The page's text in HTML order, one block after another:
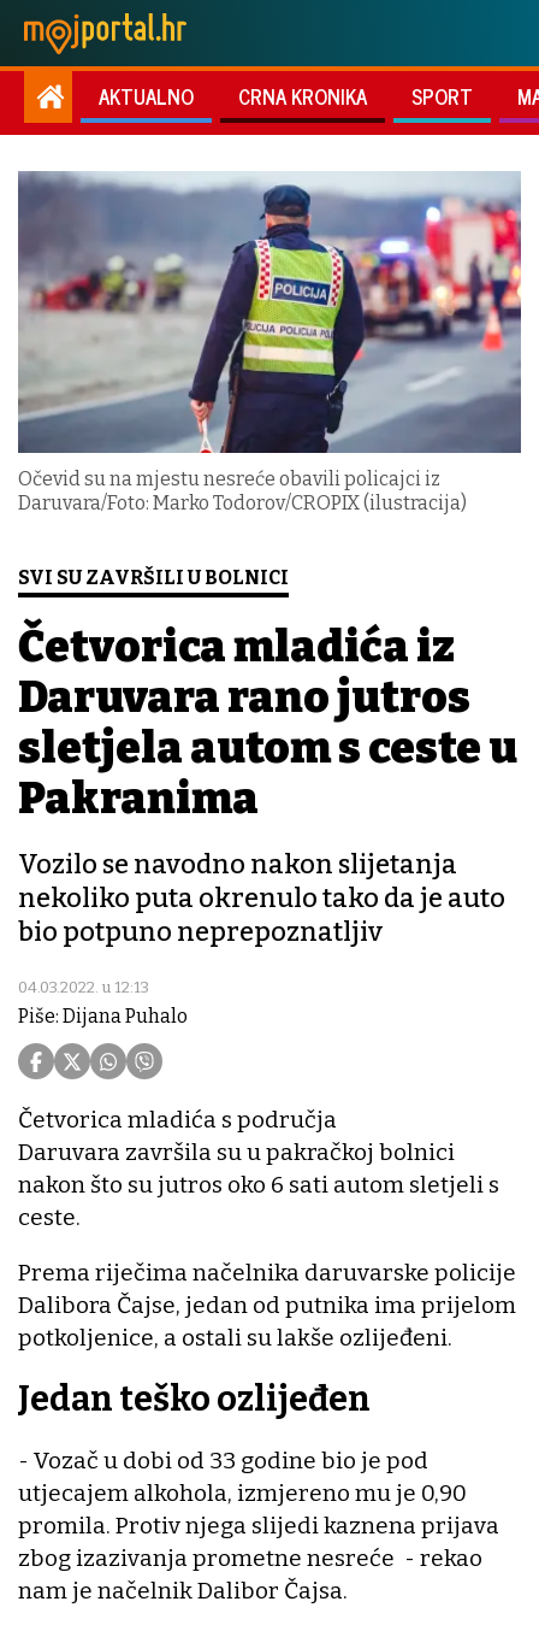
AKTUALNO CRNA KRONIKA SPORT
Očevid su na mjestu nesreće obavili policajci iz
Daruvara/Foto: Marko Todorov/CROPIX (ilustracija)
SVI SU ZAVRŠILI U BOLNICI
Četvorica mladića iz
Daruvara rano jutros
sletjela autom s ceste u
Pakranima
Vozilo se navodno nakon slijetanja
nekoliko puta okrenulo tako da je auto
bio potpuno neprepoznatljiv
04.03.2022. u 12:13
Piše: Dijana Puhalo
Četvorica mladića s područja
Daruvara završila su u pakračkoj bolnici
nakon što su jutros oko 6 sati autom sletjeli s
ceste.
Prema riječima načelnika daruvarske policije
Dalibora Čajse, jedan od putnika ima prijelom
potkoljenice, a ostali su lakše ozlijeđeni.
Jedan teško ozlijeđen
- Vozač u dobi od 33 godine bio je pod
utjecajem alkohola, izmjereno mu je 0,90
promila. Protiv njega slijedi kaznena prijava
zbog izazivanja prometne nesreće - rekao
nam je načelnik Dalibor Čajsa.